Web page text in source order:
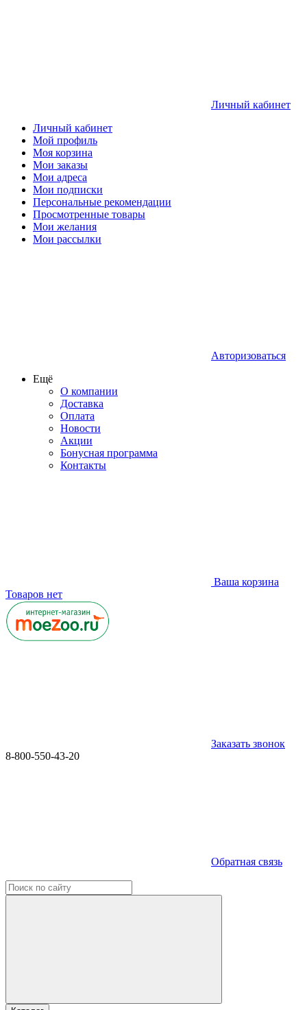
Личный кабинет
Личный кабинет
Мой профиль
Моя корзина
Мои заказы
Мои адреса
Мои подписки
Персональные рекомендации
Просмотренные товары
Мои желания
Мои рассылки
Авторизоваться
Ещё
О компании
Доставка
Оплата
Новости
Акции
Бонусная программа
Контакты
Ваша корзина
Товаров нет
Заказать звонок
8-800-550-43-20
Обратная связь